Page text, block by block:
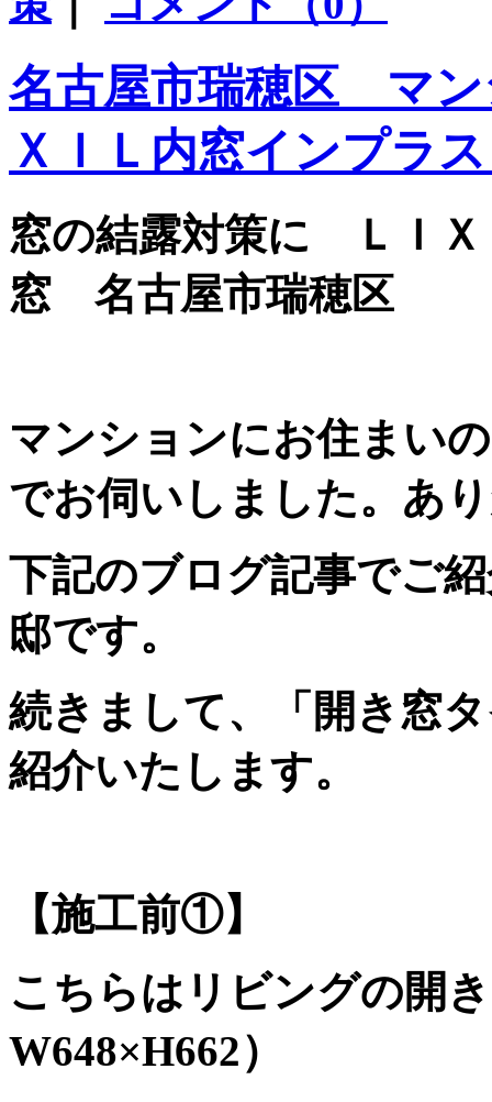
名古屋市瑞穂区 マ
ＸＩＬ内窓インプラ
窓の結露対策に ＬＩ
窓 名古屋市瑞穂区
マンションにお住まい
でお伺いしました。あ
下記のブログ記事でご
邸です。
続きまして、「開き窓
紹介いたします。
【施工前①】
こちらはリビングの開
W648×H662）